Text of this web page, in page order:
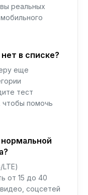
реальных
в списке?
еще
тест
чтобы помочь
нормальной
от 15 до 40
соцсетей